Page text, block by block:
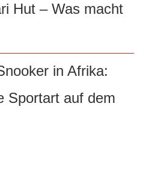
Hut – Was macht
in Afrika:
Sportart auf dem